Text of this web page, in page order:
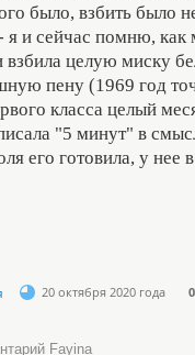
было, взбить было
я и сейчас помню, как
взбила целую миску
пену (1969 год
класса целый
"5 минут" в
его готовила, у нее
20 октября 2020 года 0
Fayina